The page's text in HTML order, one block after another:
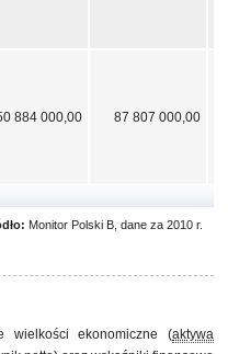
884 000,00 87 807 000,00
Monitor Polski B, dane za 2010 r.
wielkości ekonomiczne (aktywa